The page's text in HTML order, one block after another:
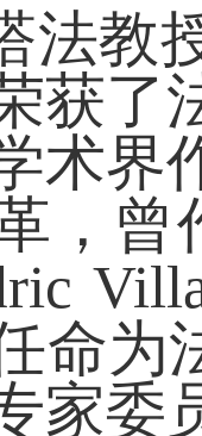
教授
获了
术界
，曾
命为
家委